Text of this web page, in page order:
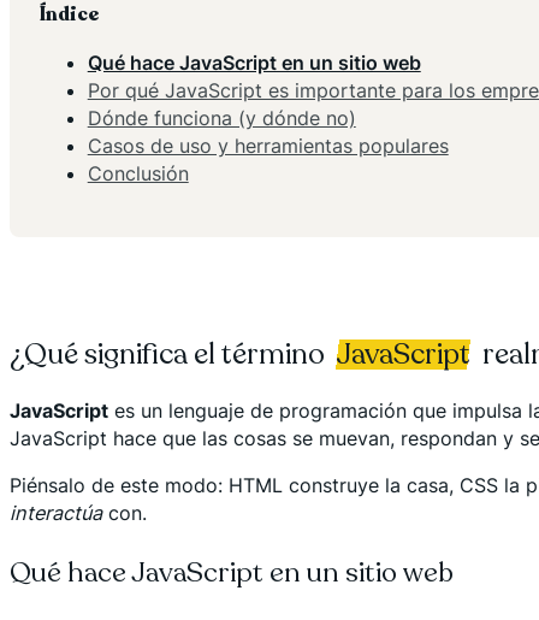
¿Qué significa el término JavaScript
JavaScript es un lenguaje de programación que impulsa
JavaScript hace que las cosas se muevan, respondan y
Piénsalo de este modo: HTML construye la casa, CSS
interactúacon.
Qué hace JavaScript en un sitio web
Índice
Qué hace JavaScript en un sitio web
Por qué JavaScript es importante para los
Dónde funciona (y dónde no)
Casos de uso y herramientas populares
Conclusión